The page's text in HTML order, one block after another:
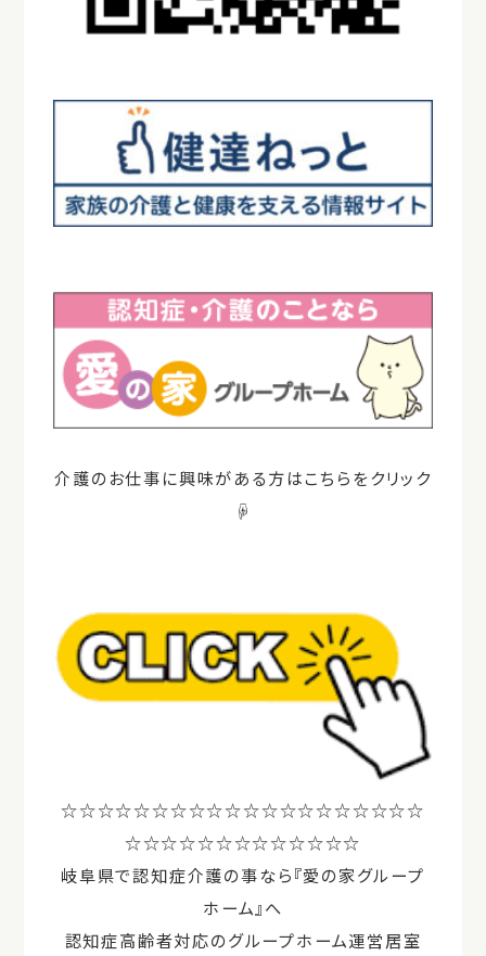
介護のお仕事に興味がある方はこちらをクリック
☟
☆☆☆☆☆☆☆☆☆☆☆☆☆☆☆☆☆☆☆☆
☆☆☆☆☆☆☆☆☆☆☆☆☆
岐阜県で認知症介護の事なら『愛の家グループ
ホーム』へ
認知症高齢者対応のグループホーム運営居室